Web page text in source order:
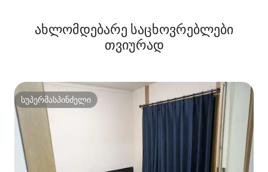
ახლომდებარე საცხოვრებლები
თვიურად
სუპერმასპინძელი
სუპერმასპინძელი